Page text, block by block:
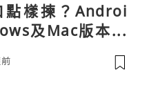
樣揀？Androi
及Mac版本分